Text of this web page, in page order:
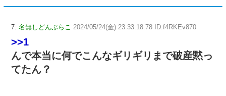
7: 名無しどんぶらこ 2024/05/24(金) 23:33:18.78 ID:f4RKEv870
>>1
んで本当に何でこんなギリギリまで破産黙っ
てたん？